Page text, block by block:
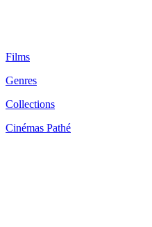
Films
Genres
Collections
Cinémas Pathé